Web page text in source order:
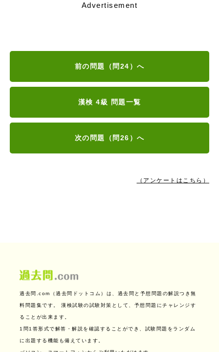
Advertisement
前の問題（問24）へ
漢検 4級 問題一覧
次の問題（問26）へ
（アンケートはこちら）
過去問.com（過去問ドットコム）は、過去問と予想問題の解説つき無
料問題集です。 漢検試験の試験対策として、予想問題にチャレンジす
ることが出来ます。
1問1答形式で解答・解説を確認することができ、試験問題をランダム
に出題する機能も備えています。